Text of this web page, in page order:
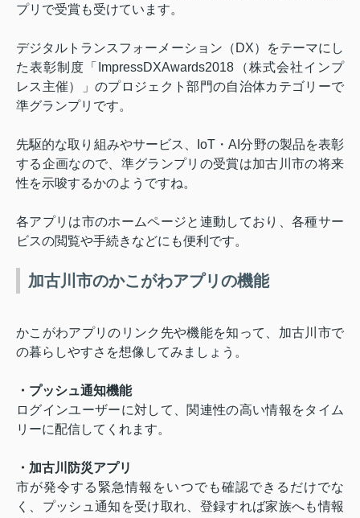
プリで受賞も受けています。
デジタルトランスフォーメーション（ DX）をテーマにし
た表彰制度「
ImpressDXAwards2018 （株式会社インプ
レス主催）」のプロジェクト部門の自治体カテゴリーで
準グランプリです。
先駆的な取り組みやサービス、 IoT ・AI分野の製品を表彰
する企画なので、準グランプリの受賞は加古川市の将来
性を示唆するかのようですね。
各アプリは市のホームページと連動しており、各種サー
ビスの閲覧や手続きなどにも便利です。
加古川市のかこがわアプリの機能
かこがわアプリのリンク先や機能を知って、加古川市で
の暮らしやすさを想像してみましょう。
・プッシュ通知機能
ログインユーザーに対して、関連性の高い情報をタイム
リーに配信してくれます。
・加古川防災アプリ
市が発令する緊急情報をいつでも確認できるだけでな
く、プッシュ通知を受け取れ、登録すれば家族へも情報